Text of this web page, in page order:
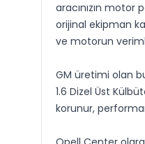
aracınızın motor
orijinal ekipman
ve motorun
GM üretimi olan
1.6 Dizel Üst
korunur,